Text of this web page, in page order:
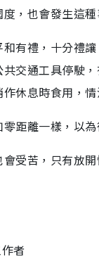
，也會發生這種
有禮，十分禮
交通工具停駛
休息時食用，
距離一樣，以
受苦，只有放
者